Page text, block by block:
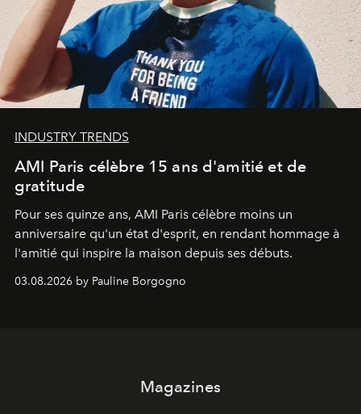
INDUSTRY TRENDS
AMI Paris célèbre 15 ans d'amitié et de
gratitude
Pour ses quinze ans, AMI Paris célèbre moins un
anniversaire qu'un état d'esprit, en rendant hommage à
l'amitié qui inspire la maison depuis ses débuts.
03.08.2026 by Pauline Borgogno
Magazines